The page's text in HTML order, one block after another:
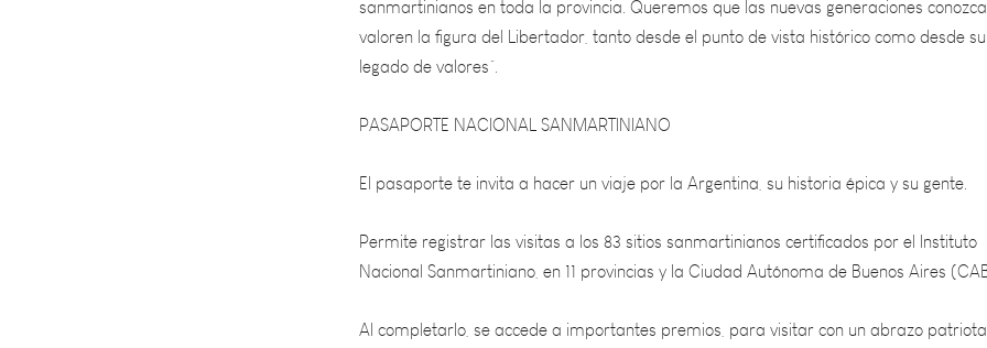
legado de valores”.
PASAPORTE NACIONAL SANMARTINIANO
El pasaporte te invita a hacer un viaje por la Argentina, su historia épica y su gente.
Permite registrar las visitas a los 83 sitios sanmartinianos certificados por el Instituto
Nacional Sanmartiniano, en 11 provincias y la Ciudad Autónoma de Buenos Aires (CABA).
Al completarlo, se accede a importantes premios, para visitar con un abrazo
alguna de las otras 12 provincias.